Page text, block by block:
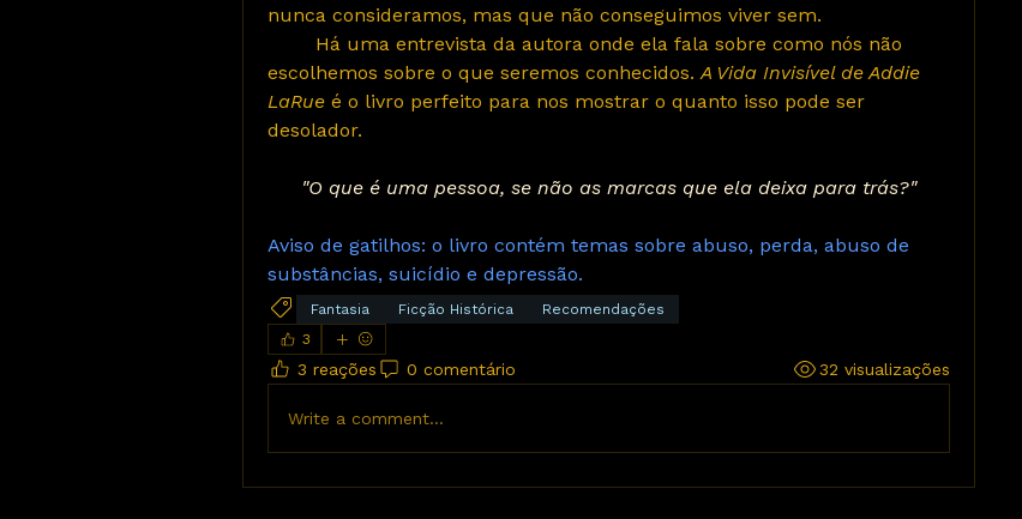
nunca consideramos, mas que não conseguimos viver sem.
escolhemos sobre o que seremos conhecidos. A Vida Invisível de Addie
LaRue é o livro perfeito para nos mostrar o quanto isso pode ser
desolador.
"O que é uma pessoa, se não as marcas que ela deixa para trás?"
Aviso de gatilhos: o livro contém temas sobre abuso, perda, abuso de
substâncias, suicídio e depressão.
Fantasia Ficção Histórica
Recomendações
3
3 reações 0 comentário 32 visualizações
Write a comment...